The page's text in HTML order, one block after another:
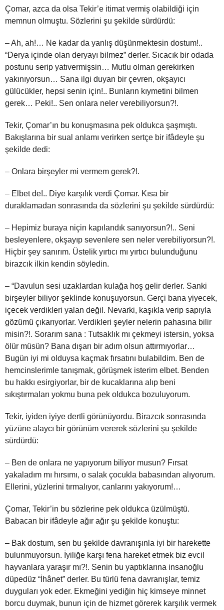
Çomar, azca da olsa Tekir’e itimat vermiş olabildiği için
memnun olmuştu. Sözlerini şu şekilde sürdürdü:
– Ah, ah!… Ne kadar da yanlış düşünmektesin dostum!..
“Derya içinde olan deryayı bilmez” derler. Sıcacık bir odada
postunu serip yatıvermişsin… Mutlu olman gerekirken
yakınıyorsun… Sana ilgi duyan bir çevren, okşayıcı
gülücükler, hepsi senin için!.. Bunların kıymetini bilmen
gerek… Peki!.. Sen onlara neler verebiliyorsun?!.
Tekir, Çomar’ın bu konuşmasına pek oldukca şaşmıştı.
Bakışlarına bir sual anlamı verirken sertçe bir ifâdeyle şu
şekilde dedi:
– Onlara birşeyler mi vermem gerek?!.
– Elbet de!.. Diye karşılık verdi Çomar. Kısa bir
duraklamadan sonrasında da sözlerini şu şekilde sürdürdü:
– Hepimiz buraya niçin kapılandık sanıyorsun?!.. Seni
besleyenlere, okşayıp sevenlere sen neler verebiliyorsun?!.
Hiçbir şey sanırım. Üstelik yırtıcı mı yırtıcı bulunduğunu
birazcık ilkin kendin söyledin.
– “Davulun sesi uzaklardan kulağa hoş gelir derler. Sanki
birşeyler biliyor şeklinde konuşuyorsun. Gerçi bana yiyecek,
içecek verdikleri yalan değil. Nevarki, kaşıkla verip sapıyla
gözümü çıkarıyorlar. Verdikleri şeyler nelerin pahasına bilir
misin?!. Sorarım sana : Tutsaklık mı çekmeyi istersin, yoksa
ölür müsün? Bana dışarı bir adım olsun attırmıyorlar…
Bugün iyi mi olduysa kaçmak fırsatını bulabildim. Ben de
hemcinslerimle tanışmak, görüşmek isterim elbet. Benden
bu hakkı esirgiyorlar, bir de kucaklarına alıp beni
sıkıştırmaları yokmu buna pek oldukca bozuluyorum.
Tekir, iyiden iyiye dertli görünüyordu. Birazcık sonrasında
yüzüne alaycı bir görünüm vererek sözlerini şu şekilde
sürdürdü:
– Ben de onlara ne yapıyorum biliyor musun? Fırsat
yakaladım mı hırsımı, o salak çocukla babasından alıyorum.
Ellerini, yüzlerini tırmalıyor, canlarını yakıyorum!…
Çomar, Tekir’in bu sözlerine pek oldukca üzülmüştü.
Babacan bir ifâdeyle ağır ağır şu şekilde konuştu:
– Bak dostum, sen bu şekilde davranışınla iyi bir harekette
bulunmuyorsun. İyiliğe karşı fena hareket etmek biz evcil
hayvanlara yaraşır mı?!. Senin bu yaptıklarına insanoğlu
düpedüz “İhânet” derler. Bu türlü fena davranışlar, temiz
duyguları yok eder. Ekmeğini yediğin hiç kimseye minnet
borcu duymak, bunun için de hizmet görerek karşılık vermek